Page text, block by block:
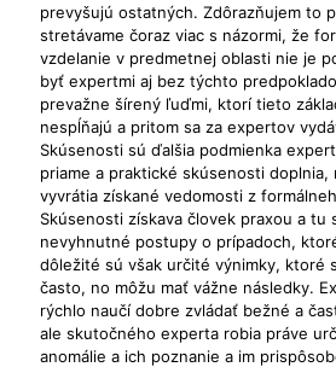
prevyšujú ostatných. Zdôrazňujem to
stretávame čoraz viac s názormi, že
vzdelanie v predmetnej oblasti nie je
byť expertmi aj bez týchto
prevažne šírený ľuďmi, ktorí tieto
nespĺňajú a pritom sa za expertov
Skúsenosti sú ďalšia podmienka
priame a praktické skúsenosti doplnia,
vyvrátia získané vedomosti z
Skúsenosti získava človek praxou a tu
nevyhnutné postupy o prípadoch,
dôležité sú však určité výnimky, ktoré
často, no môžu mať vážne následky.
rýchlo naučí dobre zvládať bežné a
ale skutočného experta robia práve
anomálie a ich poznanie a im